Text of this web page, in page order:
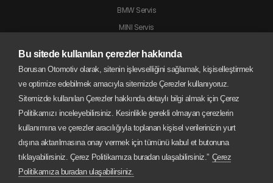
Bu sitede kullanılan çerezler hakkında
Borusan Otomotiv olarak, sitenin işlevselliğini sağlamak, kişiselleştirmek
ve optimize edebilmek amacıyla sitemizde Çerezler kullanıyoruz.
Sitemizde kullanılan Çerezler hakkında detaylı bilgi almak için Çerez
Politikamızı inceleyebilirsiniz. Kesinlikle gerekli olmayan çerezlerin
kullanımına ve çerezler aracılığıyla toplanan kişisel verilerinizin yurt
dışına aktarılmasına onay vermek için tümünü kabul et butonuna
tıklayabilirsiniz. Çerez Politikamıza buradan ulaşabilirsiniz.” Çerez
Politikamıza buradan ulaşabilirsiniz.
BMW Servis
MINI Servis
Land Rover Servis
BMW Motorrad Servis